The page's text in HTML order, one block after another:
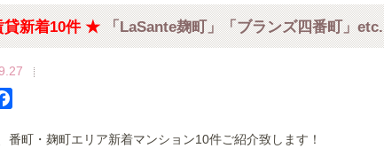
新着10件 ★「LaSante麹町」「ブランズ四番町」etc.
c
番町・麹町エリア新着マンション10件ご紹介致します！